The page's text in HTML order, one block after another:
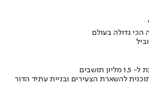
הכי גדולה בעולם
להשארת הצעירים ובניית עתיד הדור